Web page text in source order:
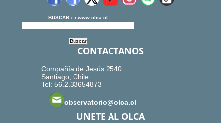
BUSCAR en www.olca.cl
CONTACTANOS
Compañía de Jesús 2540
Santiago, Chile.
Tel: 56.2.33654873
observatorio@olca.cl
UNETE AL OLCA